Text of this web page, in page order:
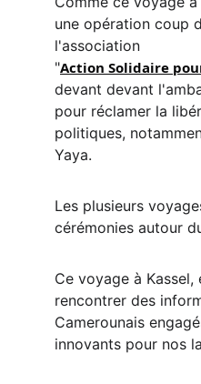
une opération coup
l'association
"Action Solidaire
devant devant
pour réclamer la
politiques,
Yaya.
Les plusieurs
cérémonies autour
Ce voyage à
rencontrer des
Camerounais
innovants pour nos